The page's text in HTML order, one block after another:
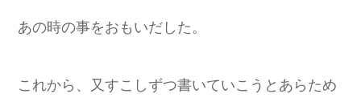
あの時の事をおもいだした。
これから、又すこしずつ書いていこうとあらため